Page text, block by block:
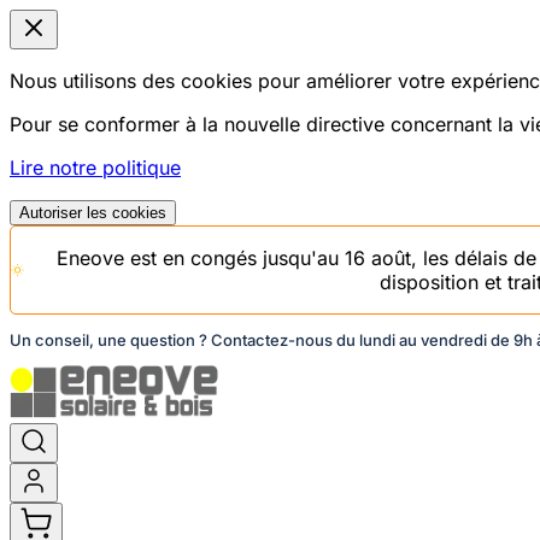
Nous utilisons des cookies pour améliorer votre
Pour se conformer à la nouvelle directive concernant la
Lire notre politique
Autoriser les cookies
Eneove est en congés jusqu'au 16 août, les délais
disposition et
Un conseil, une question ? Contactez-nous du lundi au vendredi de 9h
Aller
au
contenu